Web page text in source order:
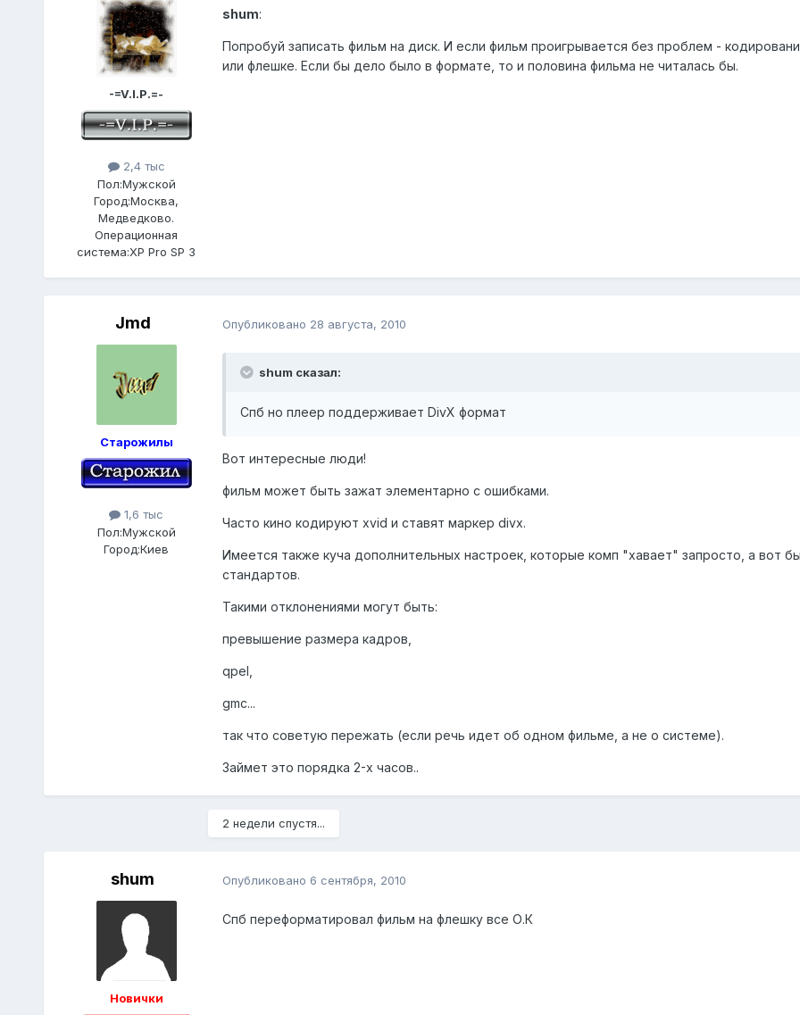
-=V.I.P.=-
2,4 тыс
Пол:Мужской
Город:Москва,
Медведково.
Операционная
система:XP Pro SP 3
shum:
Попробуй записать фильм на диск. И если фильм проигрывается без проблем -
или флешке. Если бы дело было в формате, то и половина фильма не читалась бы.
Jmd
Старожилы
1,6 тыс
Пол:Мужской
Город:Киев
Опубликовано 28 августа, 2010
shum сказал:
Спб но плеер поддерживает DivX формат
Вот интересные люди!
фильм может быть зажат элементарно с ошибками.
Часто кино кодируют xvid и ставят маркер divx.
Имеется также куча дополнительных настроек, которые комп "хавает" запросто, а вот
стандартов.
Такими отклонениями могут быть:
превышение размера кадров,
qpel,
gmc...
так что советую пережать (если речь идет об одном фильме, а не о системе).
Займет это порядка 2-х часов..
2 недели спустя...
shum
Новички
Опубликовано 6 сентября, 2010
Спб переформатировал фильм на флешку все О.К